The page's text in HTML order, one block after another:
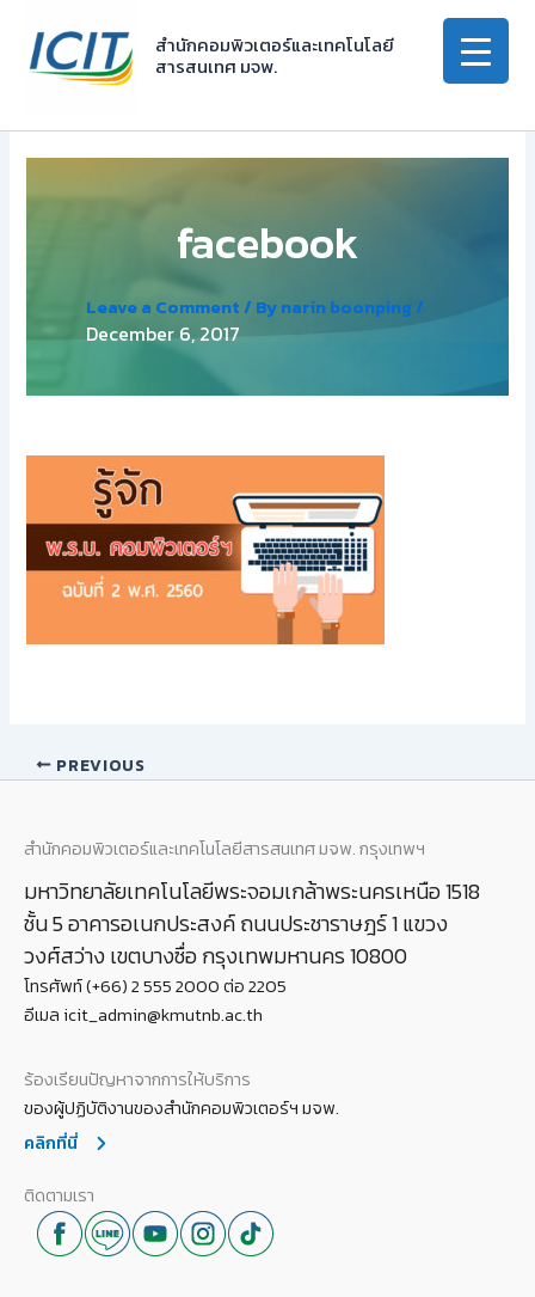
content
สำนักคอมพิวเตอร์และเทคโนโลยี
สารสนเทศ มจพ.
facebook
Leave a Comment / Bynarin boonping/
December 6, 2017
PREVIOUS
สำนักคอมพิวเตอร์และเทคโนโลยีสารสนเทศ มจพ. กรุงเทพฯ
มหาวิทยาลัยเทคโนโลยีพระจอมเกล้าพระนครเหนือ 1518
ชั้น 5 อาคารอเนกประสงค์ ถนนประชาราษฎร์ 1 แขวง
วงศ์สว่าง เขตบางซื่อ กรุงเทพมหานคร 10800
โทรศัพท์ (+66) 2 555 2000 ต่อ 2205
อีเมล icit_admin@kmutnb.ac.th
ร้องเรียนปัญหาจากการให้บริการ
ของผู้ปฏิบัติงานของสำนักคอมพิวเตอร์ฯ มจพ.
คลิกที่นี่
ติดตามเรา